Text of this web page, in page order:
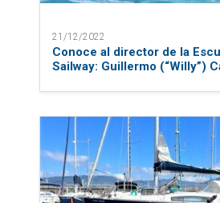
21/12/2022
Conoce al director de la
Sailway: Guillermo (“Willy”)